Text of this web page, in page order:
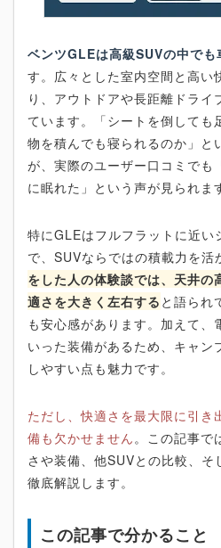
ベンツGLEは高級SUVの中でも
す。広々とした室内空間と高い
り、アウトドアや長距離ドライ
ています。「シートを倒しても
物を積んでも寝られるのか」と
が、実際のユーザー口コミでも
に眠れた」という声が見られま
特にGLEはフルフラットに近い
で、SUVならではの積載力を活
をした人の体験談では、天井の
適さを大きく左右する と語られ
も安心感があります。加えて、
いった装備があるため、キャン
しやすい点も魅力です。
ただし、快適さを最大限に引き
備も欠かせません。この記事で
さや装備、他SUVとの比較、そ
徹底解説します。
この記事で分かること